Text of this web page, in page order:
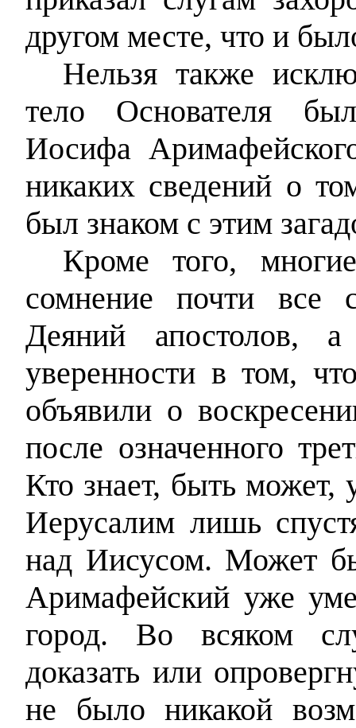
другом месте, что и
Нельзя также
тело Основателя
Иосифа
никаких сведений о
был знаком с этим
Кроме того,
сомнение почти все
Деяний апостолов,
уверенности в том,
объявили о
после означенного
Кто знает, быть может,
Иерусалим лишь
над Иисусом. Может
Аримафейский уже
город. Во всяком
доказать или
не было никакой